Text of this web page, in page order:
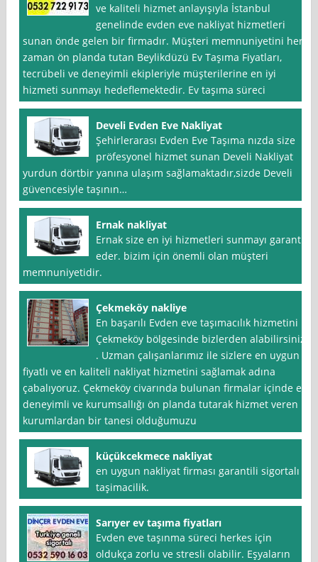
ve kaliteli hizmet anlayışıyla İstanbul
genelinde evden eve nakliyat hizmetleri
sunan önde gelen bir firmadır. Müşteri memnuniyetini her
zaman ön planda tutan Beylikdüzü Ev Taşıma Fiyatları,
tecrübeli ve deneyimli ekipleriyle müşterilerine en iyi
hizmeti sunmayı hedeflemektedir. Ev taşıma süreci
Develi Evden Eve Nakliyat
Şehirlerarası Evden Eve Taşıma nızda size
pröfesyonel hizmet sunan Develi Nakliyat
yurdun dörtbir yanına ulaşım sağlamaktadır,sizde Develi
güvencesiyle taşının…
Ernak nakliyat
Ernak size en iyi hizmetleri sunmayı garanti
eder. bizim için önemli olan müşteri
memnuniyetidir.
Çekmeköy nakliye
En başarılı Evden eve taşımacılık hizmetini
Çekmeköy bölgesinde bizlerden alabilirsiniz
. Uzman çalışanlarımız ile sizlere en uygun
fiyatlı ve en kaliteli nakliyat hizmetini sağlamak adına
çabalıyoruz. Çekmeköy civarında bulunan firmalar içinde en
deneyimli ve kurumsallığı ön planda tutarak hizmet veren
kurumlardan bir tanesi olduğumuzu
küçükcekmece nakliyat
en uygun nakliyat firması garantili sigortalı
taşimacilik.
Sarıyer ev taşıma fiyatları
Evden eve taşınma süreci herkes için
oldukça zorlu ve stresli olabilir. Eşyaların